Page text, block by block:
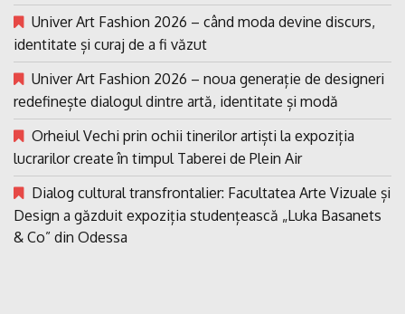
Univer Art Fashion 2026 – când moda devine discurs,
identitate și curaj de a fi văzut
Univer Art Fashion 2026 – noua generație de designeri
redefinește dialogul dintre artă, identitate și modă
Orheiul Vechi prin ochii tinerilor artiști la expoziția
lucrarilor create în timpul Taberei de Plein Air
Dialog cultural transfrontalier: Facultatea Arte Vizuale și
Design a găzduit expoziția studențească „Luka Basanets
& Co” din Odessa